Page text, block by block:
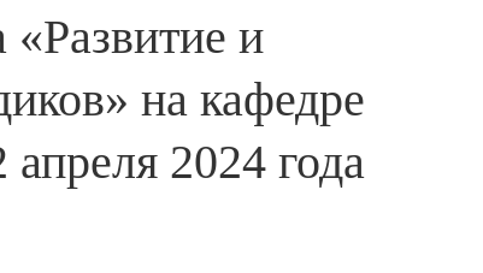
«Развитие и
на кафедре
2024 года